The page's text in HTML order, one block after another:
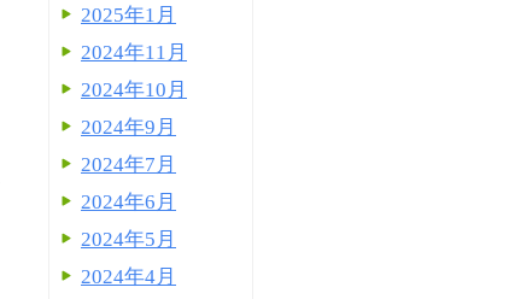
2025年1月
2024年11月
2024年10月
2024年9月
2024年7月
2024年6月
2024年5月
2024年4月